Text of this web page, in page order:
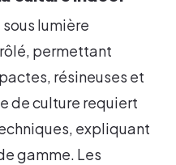
lumière
permettant
résineuses et
de culture requiert
expliquant
gamme. Les